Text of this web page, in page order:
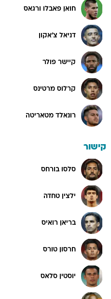
חואן פאבלו ורגאס
דניאל צ'אקון
קיישר פולר
קרלוס מרטינס
רונאלד מטאריטה
קישור
סלסו בורחס
ילצין טחדה
בריאן רואיס
חרסון טורס
יוסטין סלאס